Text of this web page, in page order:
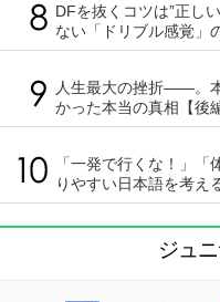
DFを抜くコツは”正し
ない「ドリブル感覚」
人生最大の挫折――。
かった本当の真相【後
「一発で行くな！」
りやすい日本語を考え
ジュ